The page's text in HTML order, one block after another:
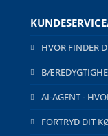
HVOR FINDER
AI-AGENT -
FORTRYD DIT